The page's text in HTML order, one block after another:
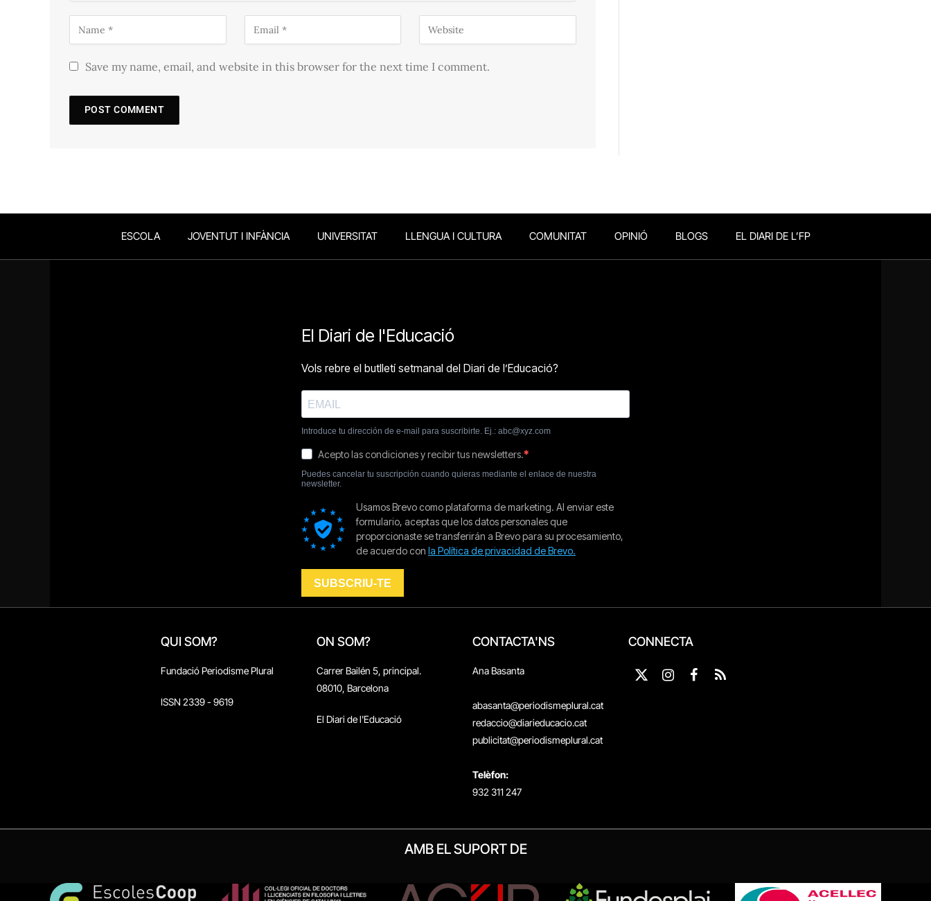
Save my name, email, and website in this browser for the next time I comment.
ESCOLA JOVENTUT I INFÀNCIA UNIVERSITAT LLENGUA I CULTURA COMUNITAT OPINIÓ BLOGS EL DIARI DE L’FP
QUI SOM?
Fundació Periodisme Plural
ISSN 2339 - 9619
ON SOM?
Carrer Bailén 5, principal.
08010, Barcelona
El Diari de l'Educació
CONTACTA'NS
Ana Basanta
abasanta@periodismeplural.cat
redaccio@diarieducacio.cat
publicitat@periodismeplural.cat
Telèfon:
932 311 247
CONNECTA
X
Instagram
Facebook
RSS
AMB EL SUPORT DE